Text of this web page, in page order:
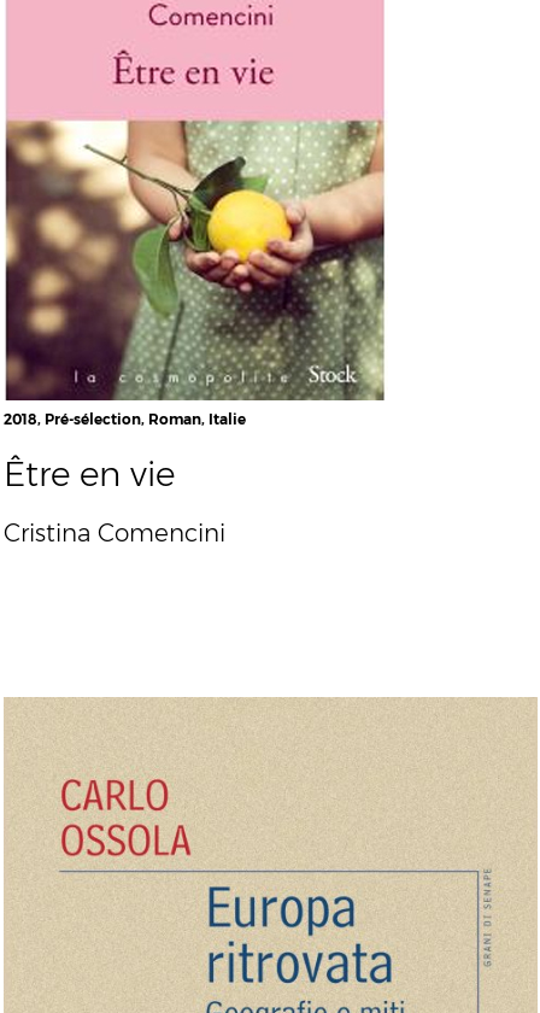
2018, Pré-sélection, Roman, Italie
Être en vie
Cristina Comencini